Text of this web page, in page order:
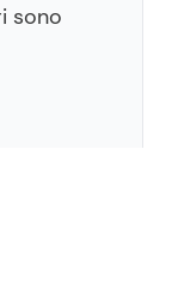
sono